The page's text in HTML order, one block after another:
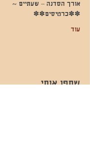
אורך הסדנה – שעתיים ~
✽✽כרטיסים✽✽
עוד
שתפו אותי